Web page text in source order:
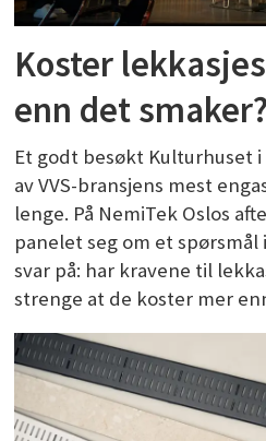
Koster
enn det smaker?
Et godt besøkt Kulturhuset
av VVS-bransjens mest
lenge. På NemiTek Oslos
panelet seg om et
svar på: har kravene til
strenge at de koster mer